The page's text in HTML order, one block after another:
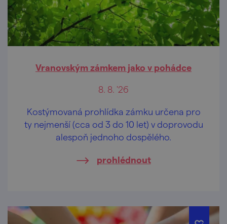
Vranovským zámkem jako v pohádce
8. 8. '26
Kostýmovaná prohlídka zámku určena pro
ty nejmenší (cca od 3 do 10 let) v doprovodu
alespoň jednoho dospělého.
prohlédnout